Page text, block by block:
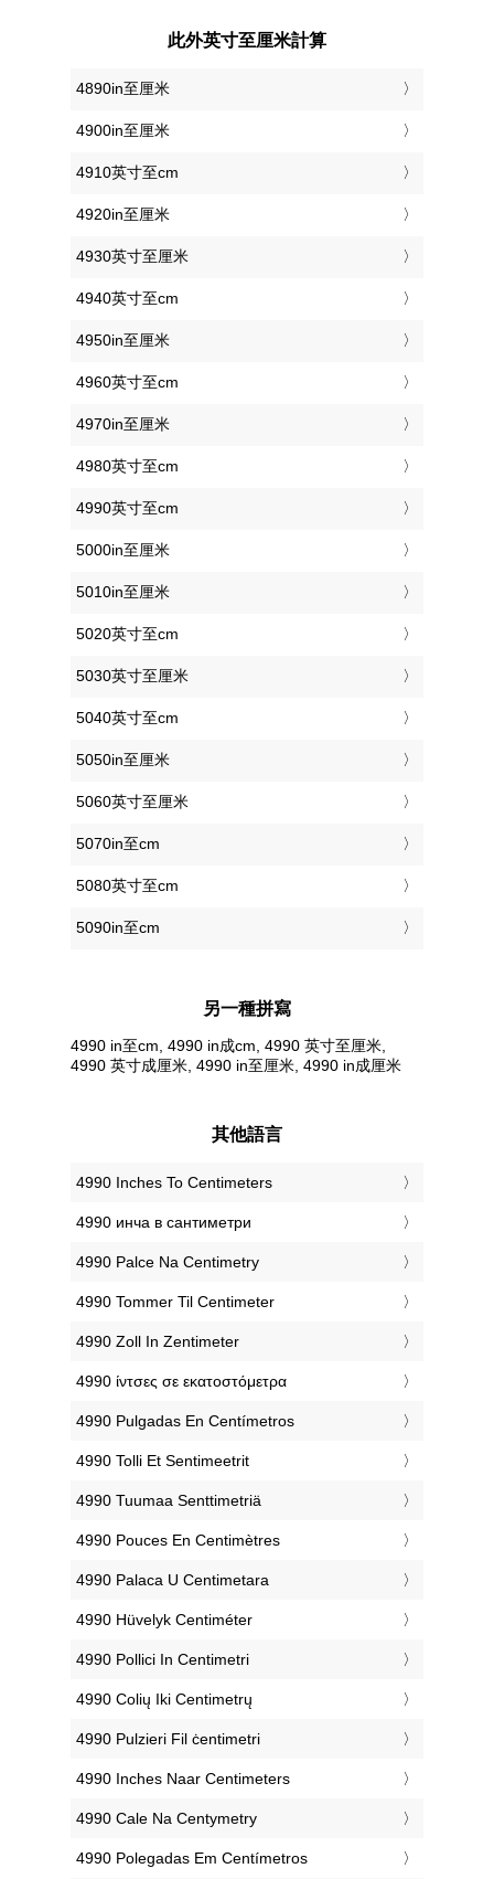
此外英寸至厘米計算
4890in至厘米
4900in至厘米
4910英寸至cm
4920in至厘米
4930英寸至厘米
4940英寸至cm
4950in至厘米
4960英寸至cm
4970in至厘米
4980英寸至cm
4990英寸至cm
5000in至厘米
5010in至厘米
5020英寸至cm
5030英寸至厘米
5040英寸至cm
5050in至厘米
5060英寸至厘米
5070in至cm
5080英寸至cm
5090in至cm
另一種拼寫
4990 in至cm, 4990 in成cm, 4990 英寸至厘米,
4990 英寸成厘米, 4990 in至厘米, 4990 in成厘米
其他語言
‎4990 Inches To Centimeters
‎4990 инча в сантиметри
‎4990 Palce Na Centimetry
‎4990 Tommer Til Centimeter
‎4990 Zoll In Zentimeter
‎4990 ίντσες σε εκατοστόμετρα
‎4990 Pulgadas En Centímetros
‎4990 Tolli Et Sentimeetrit
‎4990 Tuumaa Senttimetriä
‎4990 Pouces En Centimètres
‎4990 Palaca U Centimetara
‎4990 Hüvelyk Centiméter
‎4990 Pollici In Centimetri
‎4990 Colių Iki Centimetrų
‎4990 Pulzieri Fil ċentimetri
‎4990 Inches Naar Centimeters
‎4990 Cale Na Centymetry
‎4990 Polegadas Em Centímetros